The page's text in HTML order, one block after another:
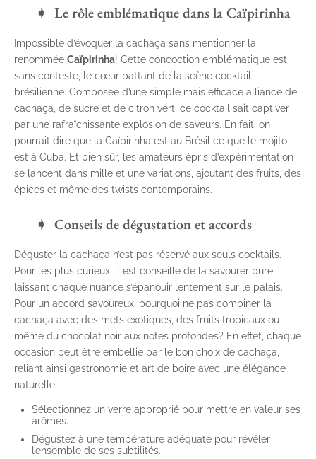
Le rôle emblématique dans la Caïpirinha
Impossible d’évoquer la cachaça sans mentionner la
renommée Caïpirinha! Cette concoction emblématique est,
sans conteste, le cœur battant de la scène cocktail
brésilienne. Composée d’une simple mais efficace alliance de
cachaça, de sucre et de citron vert, ce cocktail sait captiver
par une rafraîchissante explosion de saveurs. En fait, on
pourrait dire que la Caïpirinha est au Brésil ce que le mojito
est à Cuba. Et bien sûr, les amateurs épris d’expérimentation
se lancent dans mille et une variations, ajoutant des fruits, des
épices et même des twists contemporains.
Conseils de dégustation et accords
Déguster la cachaça n’est pas réservé aux seuls cocktails.
Pour les plus curieux, il est conseillé de la savourer pure,
laissant chaque nuance s’épanouir lentement sur le palais.
Pour un accord savoureux, pourquoi ne pas combiner la
cachaça avec des mets exotiques, des fruits tropicaux ou
même du chocolat noir aux notes profondes? En effet, chaque
occasion peut être embellie par le bon choix de cachaça,
reliant ainsi gastronomie et art de boire avec une élégance
naturelle.
Sélectionnez un verre approprié pour mettre en valeur ses
arômes.
Dégustez à une température adéquate pour révéler
l’ensemble de ses subtilités.